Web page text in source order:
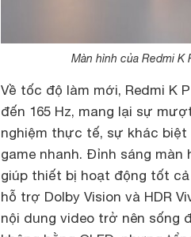
Màn hình của Redmi K
Về tốc độ làm mới, Redmi K
đến 165 Hz, mang lại sự
nghiệm thực tế, sự khác
game nhanh. Đỉnh sáng
giúp thiết bị hoạt động tốt
hỗ trợ Dolby Vision và HDR
nội dung video trở nên sống